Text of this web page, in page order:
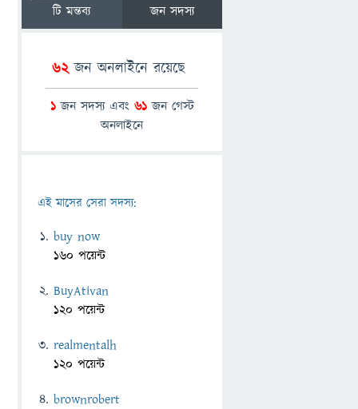
টি মন্তব্য জন সদস্য
62জন অনলাইনে রয়েছে
1জন সদস্য এবং 61জন গেস্ট
অনলাইনে
এই মাসের সেরা সদস্য:
buy now
160 পয়েন্ট
BuyAtivan
120 পয়েন্ট
realmentalh
120 পয়েন্ট
brownrobert